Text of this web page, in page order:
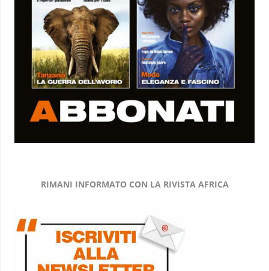
RIMANI INFORMATO CON LA RIVISTA AFRICA